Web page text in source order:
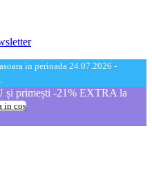
in perioada 24.07.2026 -
și primești -21% EXTRA la
in cos